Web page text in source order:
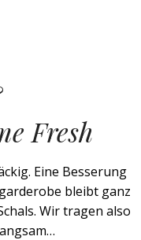
Fresh
Eine Besserung
bleibt ganz
Wir tragen also